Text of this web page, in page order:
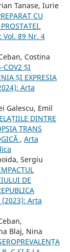
Tanase, Iurie
CU
Vol. 89 Nr. 4
Costina
COV2 ȘI
ȘI EXPRESIA
Arta
Galescu, Emil
DINTRE
TRANS
, Arta
Sergiu
DE
Arta
Blaj, Nina